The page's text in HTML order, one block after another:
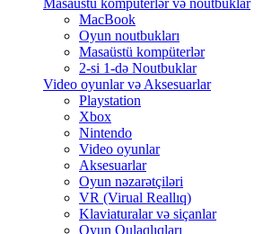
Masaüstü kompüterlər və noutbuklar
MacBook
Oyun noutbukları
Masaüstü kompüterlər
2-si 1-də Noutbuklar
Video oyunlar və Aksesuarlar
Playstation
Xbox
Nintendo
Video oyunlar
Aksesuarlar
Oyun nəzarətçiləri
VR (Virual Reallıq)
Klaviaturalar və siçanlar
Oyun Qulaqlıqları